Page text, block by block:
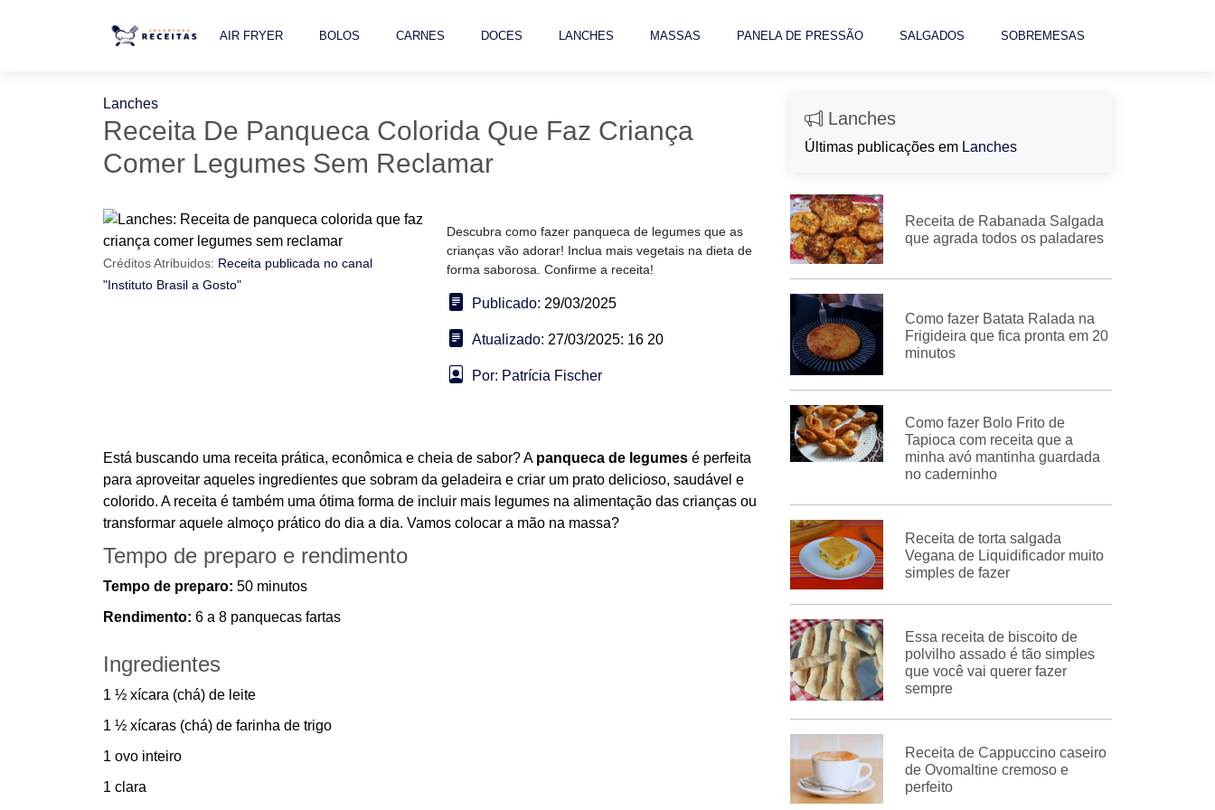
AIR FRYER BOLOS CARNES DOCES LANCHES MASSAS PANELA DE PRESSÃO SALGADOS SOBREMESAS
Lanches
Receita De Panqueca Colorida Que Faz Criança
Comer Legumes Sem Reclamar
Créditos Atribuidos: Receita publicada no canal
"Instituto Brasil a Gosto"
Descubra como fazer panqueca de legumes que as
crianças vão adorar! Inclua mais vegetais na dieta de
forma saborosa. Confirme a receita!
Publicado: 29/03/2025
Atualizado: 27/03/2025: 16 20
Por: Patrícia Fischer
Está buscando uma receita prática, econômica e cheia de sabor? A panqueca de legumes é perfeita
para aproveitar aqueles ingredientes que sobram da geladeira e criar um prato delicioso, saudável e
colorido. A receita é também uma ótima forma de incluir mais legumes na alimentação das crianças ou
transformar aquele almoço prático do dia a dia. Vamos colocar a mão na massa?
Tempo de preparo e rendimento
Tempo de preparo: 50 minutos
Rendimento: 6 a 8 panquecas fartas
Ingredientes
1 ½ xícara (chá) de leite
1 ½ xícaras (chá) de farinha de trigo
1 ovo inteiro
1 clara
Lanches
Últimas publicações em Lanches
Receita de Rabanada Salgada
que agrada todos os paladares
Como fazer Batata Ralada na
Frigideira que fica pronta em 20
minutos
Como fazer Bolo Frito de
Tapioca com receita que a
minha avó mantinha guardada
no caderninho
Receita de torta salgada
Vegana de Liquidificador muito
simples de fazer
Essa receita de biscoito de
polvilho assado é tão simples
que você vai querer fazer
sempre
Receita de Cappuccino caseiro
de Ovomaltine cremoso e
perfeito